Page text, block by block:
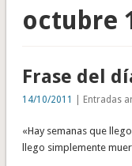
octubre
Frase del
14/10/2011 | Entradas
«Hay semanas que
llego simplemente